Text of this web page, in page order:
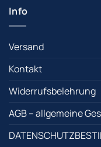
Info
Versand
Kontakt
Widerrufsbelehrung
AGB – allgemeine